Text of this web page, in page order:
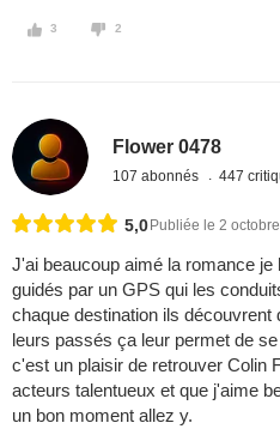
3 2
Flower 0478
107 abonnés 447
5,0 Publiée le 2
J'ai beaucoup aimé la romance
guidés par un GPS qui les
chaque destination ils
leurs passés ça leur permet de
c'est un plaisir de retrouver Colin
acteurs talentueux et que j'aime
un bon moment allez y.